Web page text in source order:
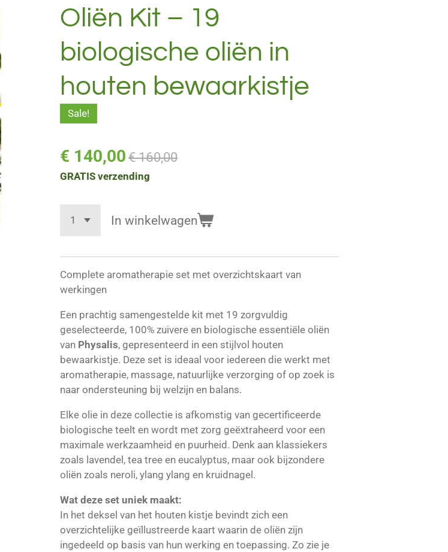
Oliën Kit – 19
biologische oliën in
houten bewaarkistje
Sale!
€ 140,00 € 160,00
GRATIS verzending
In winkelwagen
Complete aromatherapie set met overzichtskaart van
werkingen
Een prachtig samengestelde kit met 19 zorgvuldig
geselecteerde, 100% zuivere en biologische essentiële oliën
van Physalis, gepresenteerd in een stijlvol houten
bewaarkistje. Deze set is ideaal voor iedereen die werkt met
aromatherapie, massage, natuurlijke verzorging of op zoek is
naar ondersteuning bij welzijn en balans.
Elke olie in deze collectie is afkomstig van gecertificeerde
biologische teelt en wordt met zorg geëxtraheerd voor een
maximale werkzaamheid en puurheid. Denk aan klassiekers
zoals lavendel, tea tree en eucalyptus, maar ook bijzondere
oliën zoals neroli, ylang ylang en kruidnagel.
Wat deze set uniek maakt:
In het deksel van het houten kistje bevindt zich een
overzichtelijke geïllustreerde kaart waarin de oliën zijn
ingedeeld op basis van hun werking en toepassing. Zo zie je